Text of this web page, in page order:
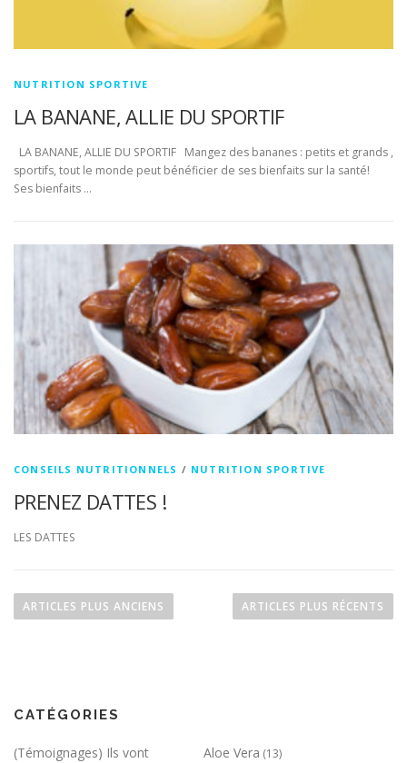
NUTRITION SPORTIVE
LA BANANE, ALLIE DU SPORTIF
LA BANANE, ALLIE DU SPORTIF Mangez des bananes : petits et grands ,
sportifs, tout le monde peut bénéficier de ses bienfaits sur la santé!
Ses bienfaits …
CONSEILS NUTRITIONNELS / NUTRITION SPORTIVE
PRENEZ DATTES !
LES DATTES
ARTICLES PLUS ANCIENS ARTICLES PLUS RÉCENTS
CATÉGORIES
(Témoignages) Ils vont
Aloe Vera (13)